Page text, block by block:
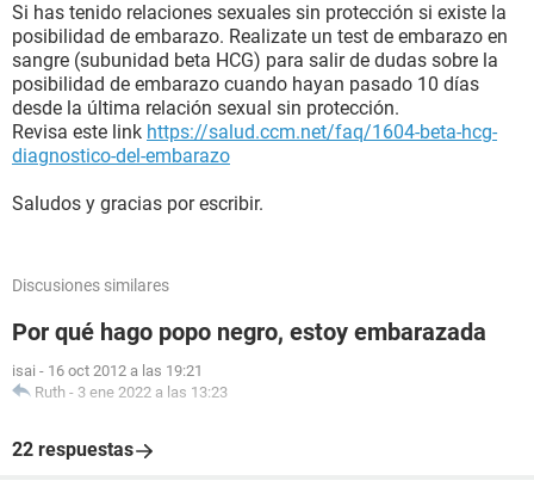
Si has tenido relaciones sexuales sin protección si existe la
posibilidad de embarazo. Realizate un test de embarazo en
sangre (subunidad beta HCG) para salir de dudas sobre la
posibilidad de embarazo cuando hayan pasado 10 días
desde la última relación sexual sin protección.
Revisa este link https://salud.ccm.net/faq/1604-beta-hcg-
diagnostico-del-embarazo
Saludos y gracias por escribir.
Discusiones similares
Por qué hago popo negro, estoy embarazada
isai - 16 oct 2012 a las 19:21
Ruth - 3 ene 2022 a las 13:23
22 respuestas